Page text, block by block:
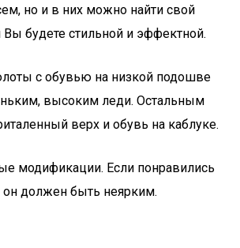
но и в них можно найти свой
Вы будете стильной и эффектной.
с обувью на низкой подошве
высоким леди. Остальным
верх и обувь на каблуке.
модификации. Если понравились
должен быть неярким.